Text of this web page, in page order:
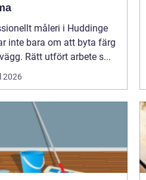
måleri i Huddinge
inte bara om att byta färg
Rätt utfört arbete s...
2026